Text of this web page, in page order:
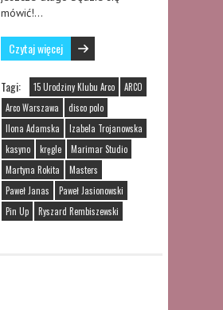
mówić!…
Czytaj więcej
Tagi: 15 Urodziny Klubu Arco
ARCO
Arco Warszawa
disco polo
Ilona Adamska
Izabela Trojanowska
kasyno
kręgle
Marimar Studio
Martyna Rokita
Masters
Paweł Janas
Paweł Jasionowski
Pin Up
Ryszard Rembiszewski